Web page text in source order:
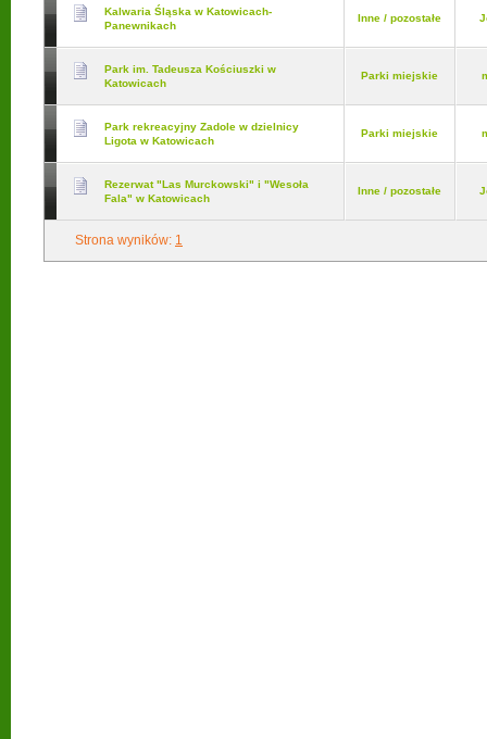
Kalwaria Śląska w Katowicach-
Panewnikach
Inne / pozostałe
Park im. Tadeusza Kościuszki w
Katowicach
Parki miejskie
Park rekreacyjny Zadole w dzielnicy
Ligota w Katowicach
Parki miejskie
Rezerwat "Las Murckowski" i "Wesoła
Fala" w Katowicach
Inne / pozostałe
Strona wyników: 1